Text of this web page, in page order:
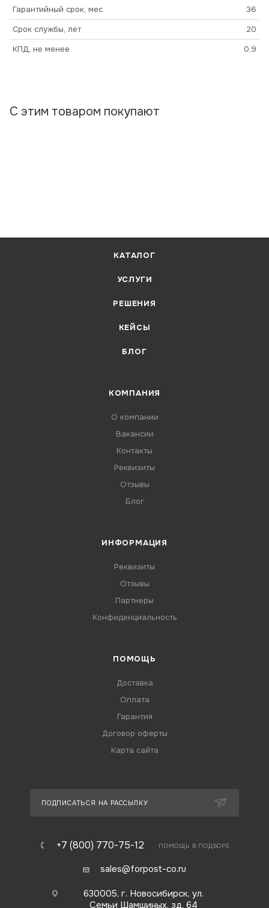
Гарантийный срок, мес
36
Срок службы, лет
20
КПД, не менее
0,9
С этим товаром покупают
КАТАЛОГ
УСЛУГИ
РЕШЕНИЯ
КЕЙСЫ
БЛОГ
КОМПАНИЯ
О компании
Вакансии
Контакты
Реквизиты
Отзывы
Блог
ИНФОРМАЦИЯ
Реквизиты
Отзывы
Партнеры
Конфиденциальность
ПОМОЩЬ
Доставка
Оплата
Гарантия
Договор оферты
Карта сайта
ПОДПИСАТЬСЯ НА РАССЫЛКУ
+7 (800) 770-75-12 ПОМОЩЬ В ПОДБОРЕ
sales@forpost-co.ru
630005, г. Новосибирск, ул.
Семьи Шамшиных, зд. 64